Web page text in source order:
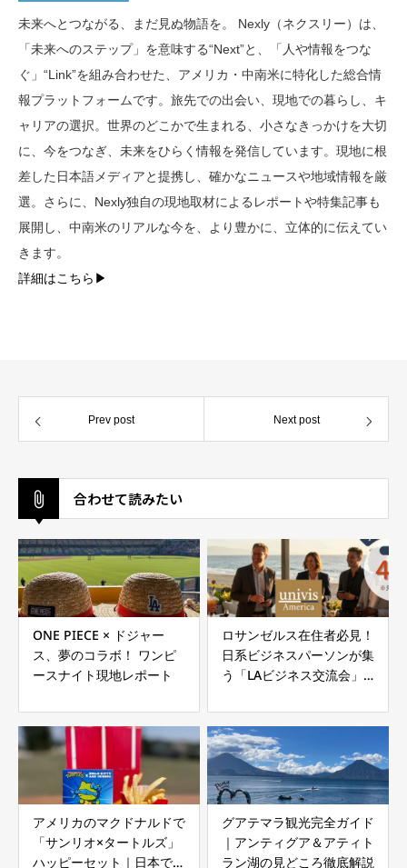
未来へとつながる、まだ見ぬ物語を。 Nexly（ネクスリー）は、
「未来へのステップ」を意味する“Next”と、「人や情報をつな
ぐ」“Link”を組み合わせた、アメリカ・中南米に特化した総合情
報プラットフォームです。旅先での出会い、現地での暮らし、キ
ャリアの選択。世界のどこかで生まれる、小さなきっかけを大切
に、今をつなぎ、未来をひらく情報を発信しています。現地に根
差した日本語メディアと提携し、確かなニュースや地域情報を厳
選。さらに、Nexly独自の現地取材によるレポートや特集記事も
展開し、中南米のリアルな今を、より豊かに、立体的に伝えてい
きます。
詳細はこちら▶︎
Prev post Next post
合わせて読みたい
ONE PIECE × ドジャー
ス、夢のコラボ！ ワンピ
ースナイト現地レポート
ロサンゼルス在住者必見！
日系ビジネスパーソンが集
う「LAビジネス交流会」
日】
アメリカのマクドナルドで
「サンリオ×タートルズ」
ハッピーセット｜日本では
グアテマラ観光完全ガイド
｜アンティグア＆アティト
ラン湖の見どころ徹底解説